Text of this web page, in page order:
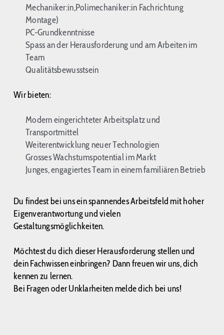
Mechaniker:in,Polimechaniker:in Fachrichtung
Montage)
PC-Grundkenntnisse
Spass an der Herausforderung und am Arbeiten im
Team
Qualitätsbewusstsein
Wir bieten:
Modern eingerichteter Arbeitsplatz und
Transportmittel
Weiterentwicklung neuer Technologien
Grosses Wachstumspotential im Markt
Junges, engagiertes Team in einem familiären Betrieb
Du findest bei uns ein spannendes Arbeitsfeld mit hoher
Eigenverantwortung und vielen
Gestaltungsmöglichkeiten.
Möchtest du dich dieser Herausforderung stellen und
dein Fachwissen einbringen? Dann freuen wir uns, dich
kennen zu lernen.
Bei Fragen oder Unklarheiten melde dich bei uns!